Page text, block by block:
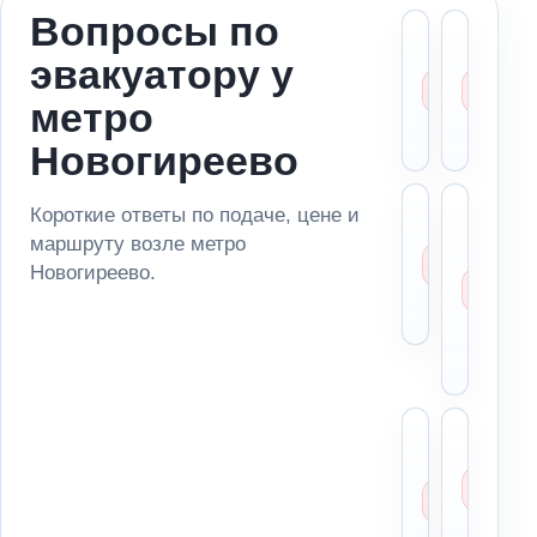
Вопросы по
эвакуатору у
метро
Новогиреево
Короткие ответы по подаче, цене и
маршруту возле метро
Новогиреево.